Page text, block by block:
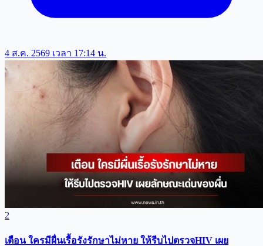
4 ส.ค. 2569 เวลา 17:14 น.
2
เตือน ใครมีผื่นเรื้อรังรักษาไม่หาย ให้รีบไปตรวจHIV เผย